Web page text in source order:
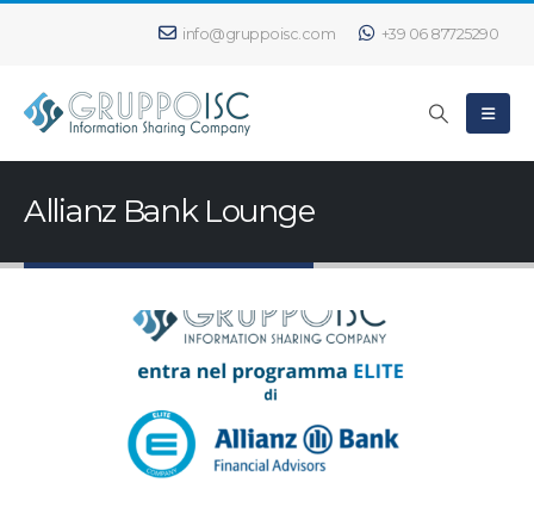
info@gruppoisc.com +39 06 87725290
Allianz Bank Lounge